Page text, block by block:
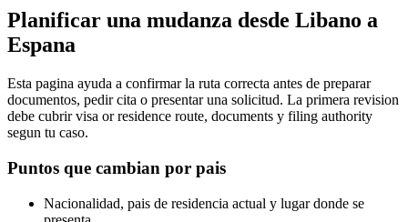
Planificar una mudanza desde Libano a
Espana
Esta pagina ayuda a confirmar la ruta correcta antes de preparar
documentos, pedir cita o presentar una solicitud. La primera revision
debe cubrir visa or residence route, documents y filing authority
segun tu caso.
Puntos que cambian por pais
Nacionalidad, pais de residencia actual y lugar donde se